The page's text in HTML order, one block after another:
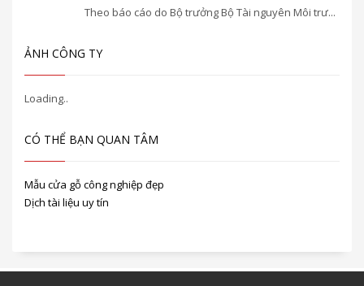
Theo báo cáo do Bộ trưởng Bộ Tài nguyên Môi trư...
ẢNH CÔNG TY
CÓ THỂ BẠN QUAN TÂM
Mẫu cửa gỗ công nghiệp đẹp
Dịch tài liệu uy tín